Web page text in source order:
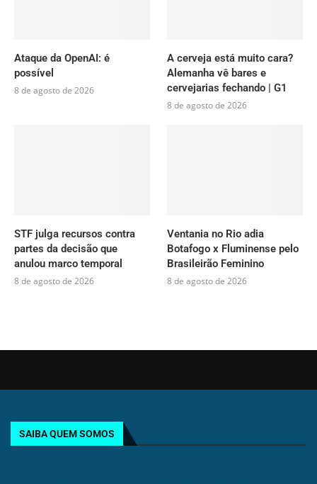
Ataque da OpenAI: é
possível
8 de agosto de 2026
A cerveja está muito cara?
Alemanha vê bares e
cervejarias fechando | G1
8 de agosto de 2026
STF julga recursos contra
partes da decisão que
anulou marco temporal
8 de agosto de 2026
Ventania no Rio adia
Botafogo x Fluminense pelo
Brasileirão Feminino
8 de agosto de 2026
SAIBA QUEM SOMOS